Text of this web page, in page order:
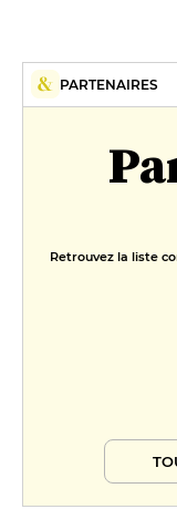
PARTENAIRES
Retrouvez la liste